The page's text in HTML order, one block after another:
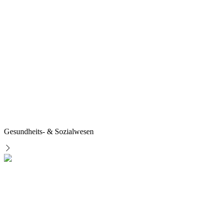
Gesundheits- & Sozialwesen